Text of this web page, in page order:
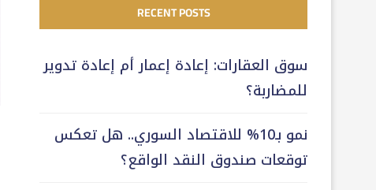
RECENT POSTS
سوق العقارات: إعادة إعمار أم إعادة تدوير
للمضاربة؟
نمو بـ10% للاقتصاد السوري.. هل تعكس
توقعات صندوق النقد الواقع؟